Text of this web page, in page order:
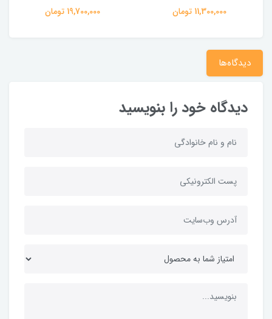
11,300,000 تومان 19,700,000 تومان
دیدگاه‌ها
دیدگاه خود را بنویسید